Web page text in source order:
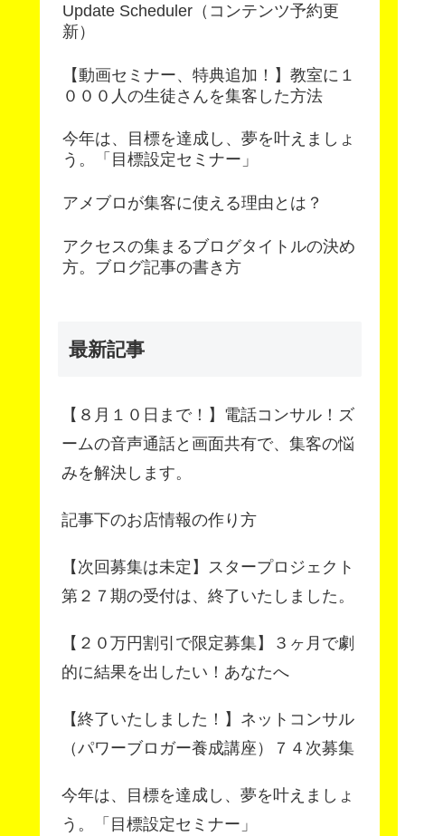
Update Scheduler（コンテンツ予約更
新）
【動画セミナー、特典追加！】教室に１
０００人の生徒さんを集客した方法
今年は、目標を達成し、夢を叶えましょ
う。「目標設定セミナー」
アメブロが集客に使える理由とは？
アクセスの集まるブログタイトルの決め
方。ブログ記事の書き方
最新記事
【８月１０日まで！】電話コンサル！ズ
ームの音声通話と画面共有で、集客の悩
みを解決します。
記事下のお店情報の作り方
【次回募集は未定】スタープロジェクト
第２７期の受付は、終了いたしました。
【２０万円割引で限定募集】３ヶ月で劇
的に結果を出したい！あなたへ
【終了いたしました！】ネットコンサル
（パワーブロガー養成講座）７４次募集
今年は、目標を達成し、夢を叶えましょ
う。「目標設定セミナー」